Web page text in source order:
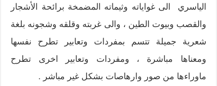
الياسري الى غواياته وثيماته المضمخة برائحة الأشجار
والقصب وبيوت الطين ، والى غربته وقلقه وشجونه بلغة
شعرية جميلة تتسم بمفردات وتعابير تطرح نفسها
ومعناها مباشرة ، ومفردات وتعابير اخرى تطرح
ماوراءها من صور وارهاصات بشكل غير مباشر .